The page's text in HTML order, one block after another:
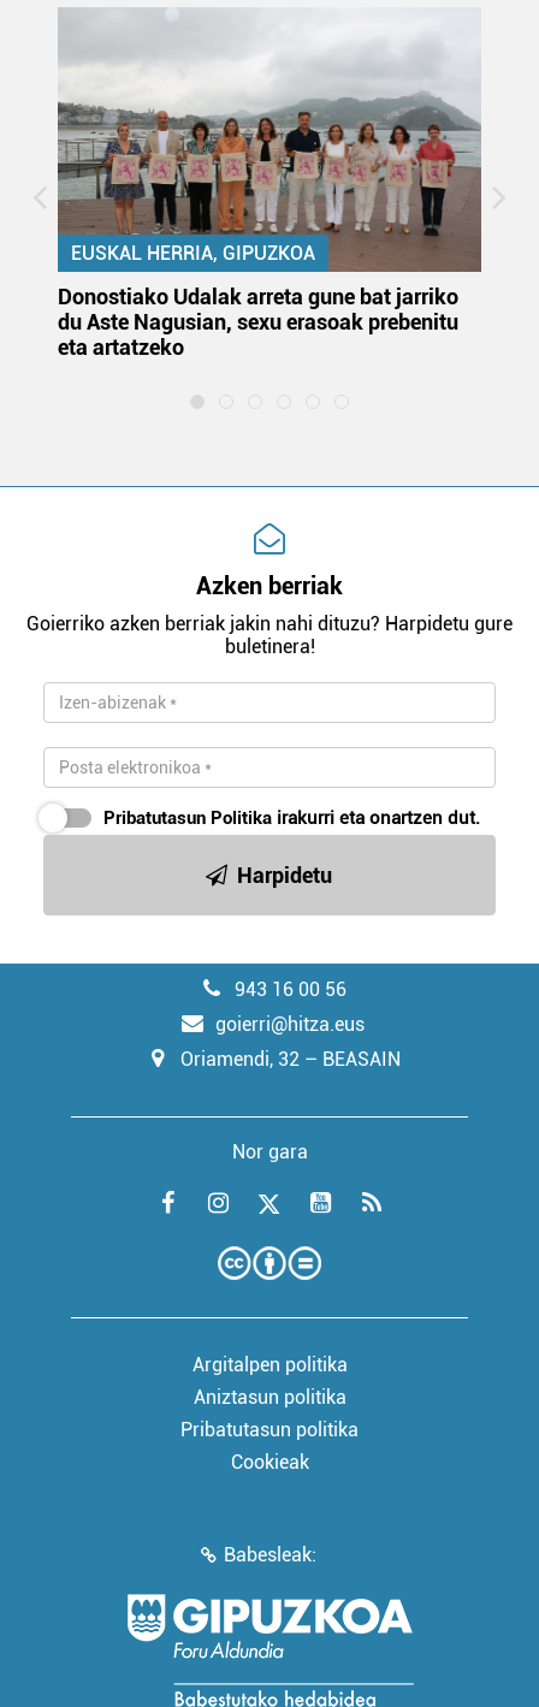
EUSKAL HERRIA, GIPUZKOA
Donostiako Udalak arreta gune bat jarriko
du Aste Nagusian, sexu erasoak prebenitu
eta artatzeko
Azken berriak
Goierriko azken berriak jakin nahi dituzu? Harpidetu gure
buletinera!
Pribatutasun Politika irakurri eta onartzen dut.
Harpidetu
943 16 00 56
goierri@hitza.eus
Oriamendi, 32 – BEASAIN
Nor gara
Argitalpen politika
Aniztasun politika
Pribatutasun politika
Cookieak
Babesleak: